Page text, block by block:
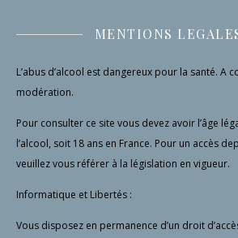
MENTIONS
L’abus d’alcool est dangereux pour la santé. A
modération.
Pour consulter ce site vous devez avoir l’âge
l’alcool, soit 18 ans en France. Pour un accès
veuillez vous référer à la législation en vigueur.
Informatique et Libertés :
Vous disposez en permanence d’un droit